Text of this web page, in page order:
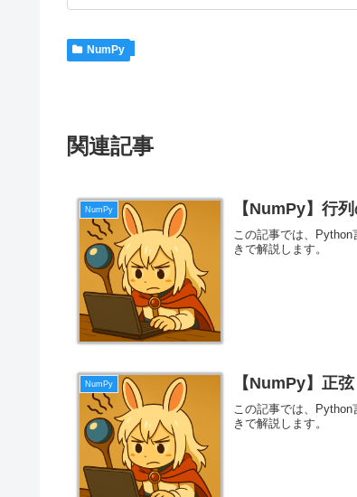
NumPy
関連記事
NumPy 【NumPy】行
この記事では、
きで解説します。
NumPy 【NumPy】正
この記事では、
きで解説します。